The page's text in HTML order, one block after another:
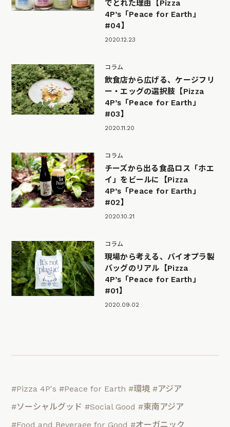
でとれた理由【Pizza
4P’s「Peace for Earth」
#04】
2020.12.23
コラム
飲食店から広げる、ケージフリ
ー・エッグの選択肢【Pizza
4P’s「Peace for Earth」
#03】
2020.11.20
コラム
チーズから出る食品ロス「ホエ
イ」をビールに【Pizza
4P’s「Peace for Earth」
#02】
2020.10.21
コラム
現場から考える、バイオプラ製
バッグのリアル【Pizza
4P’s「Peace for Earth」
#01】
2020.09.02
#Pizza 4P's #Peace for Earth #環境 #アジア
#ソーシャルグッド #Social Good #東南アジア
#Food and Beverage for Good #オーガニック